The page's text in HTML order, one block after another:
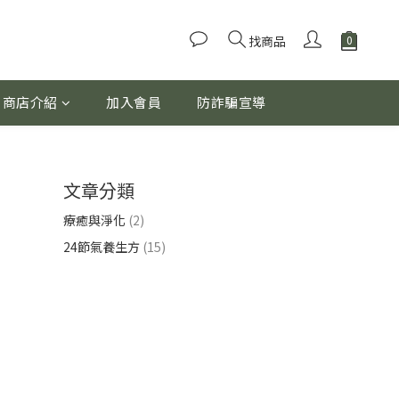
找商品
商店介紹 加入會員 防詐騙宣導
文章分類
療癒與淨化 (2)
24節氣養生方 (15)